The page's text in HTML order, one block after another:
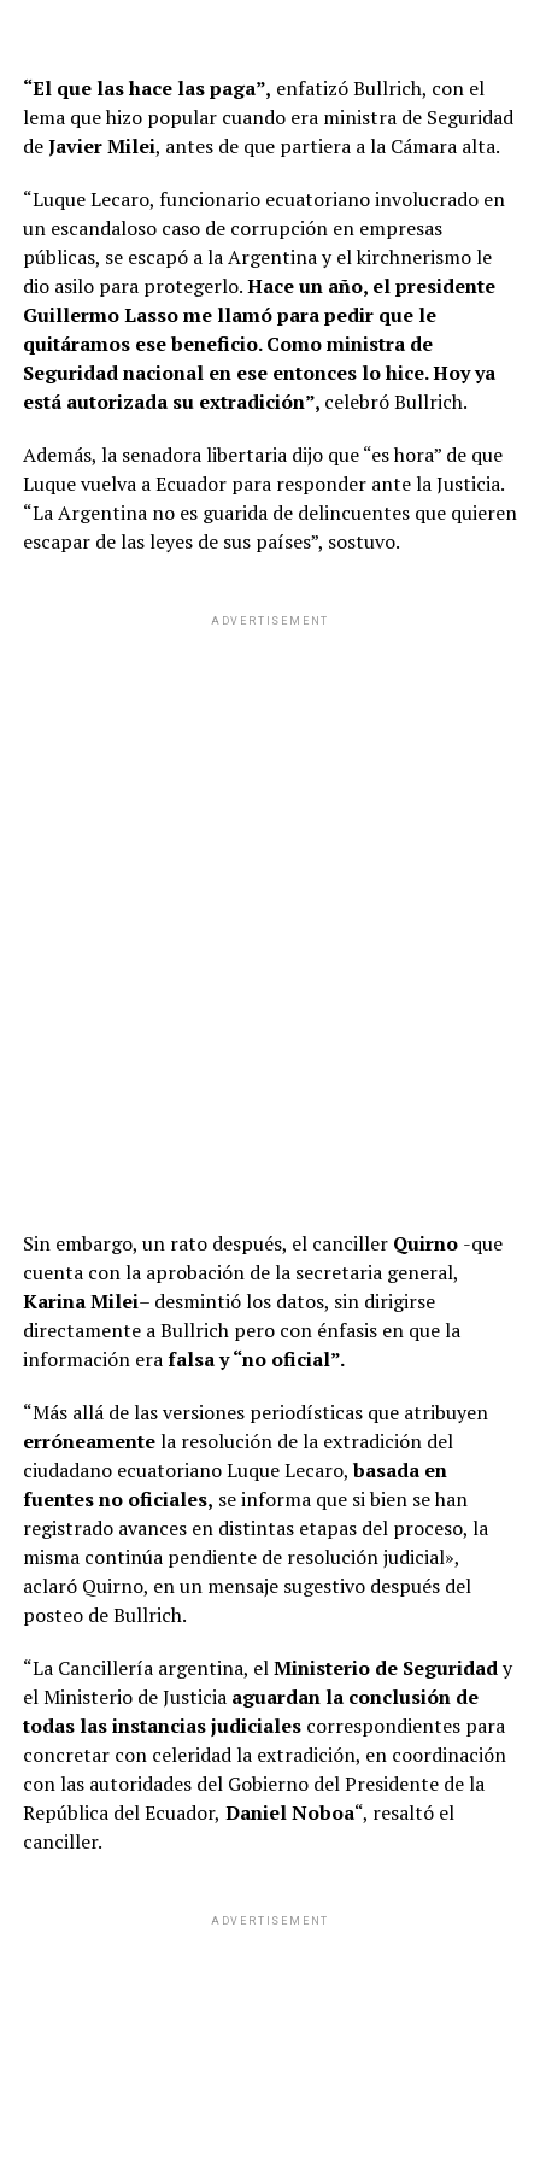
“El que las hace las paga”, enfatizó Bullrich, con el
lema que hizo popular cuando era ministra de Seguridad
deJavier Milei, antes de que partiera a la Cámara alta.
“Luque Lecaro, funcionario ecuatoriano involucrado en
un escandaloso caso de corrupción en empresas
públicas, se escapó a la Argentina y el kirchnerismo le
dio asilo para protegerlo.Hace un año, el presidente
Guillermo Lasso me llamó para pedir que le
quitáramos ese beneficio. Como ministra de
Seguridad nacional en ese entonces lo hice. Hoy ya
está autorizada su extradición”, celebró Bullrich.
Además, la senadora libertaria dijo que “es hora” de que
Luque vuelva a Ecuador para responder ante la Justicia.
“La Argentina no es guarida de delincuentes que quieren
escapar de las leyes de sus países”, sostuvo.
ADVERTISEMENT
Sin embargo, un rato después, el canciller Quirno -que
cuenta con la aprobación de la secretaria general,
Karina Milei– desmintió los datos, sin dirigirse
directamente a Bullrich pero con énfasis en que la
información erafalsa y “no oficial”.
“Más allá de las versiones periodísticas que atribuyen
erróneamentela resolución de la extradición del
ciudadano ecuatoriano Luque Lecaro,basada en
fuentes no oficiales, se informa que si bien se han
registrado avances en distintas etapas del proceso, la
misma continúa pendiente de resolución judicial»,
aclaró Quirno, en un mensaje sugestivo después del
posteo de Bullrich.
“La Cancillería argentina, elMinisterio de Seguridady
el Ministerio de Justicia aguardan la conclusión de
todas las instancias judiciales correspondientes para
concretar con celeridad la extradición, en coordinación
con las autoridades del Gobierno del Presidente de la
República del Ecuador, Daniel Noboa“, resaltó el
canciller.
ADVERTISEMENT